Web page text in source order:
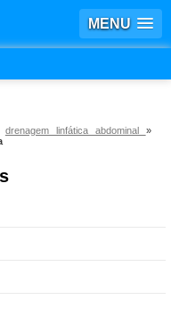
MENU
drenagem linfática abdominal »